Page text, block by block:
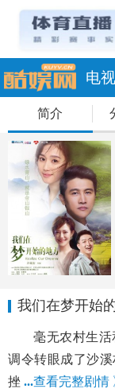
电
简介
我们在梦开始
毫无农村生
调令转眼成了沙
挫 ...查看完整剧情